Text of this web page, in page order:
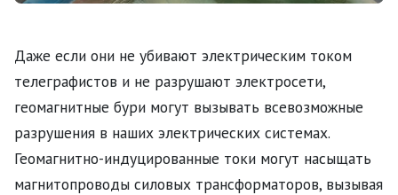
Даже если они не убивают электрическим током
телеграфистов и не разрушают электросети,
геомагнитные бури могут вызывать всевозможные
разрушения в наших электрических системах.
Геомагнитно-индуцированные токи могут насыщать
магнитопроводы силовых трансформаторов, вызывая